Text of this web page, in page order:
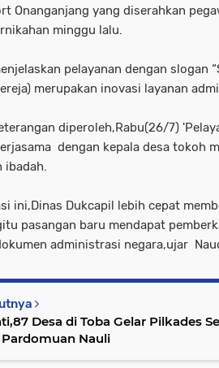
Onanganjang yang diserahkan
minggu lalu.
pelayanan dengan slogan
merupakan inovasi layanan
diperoleh,Rabu(26/7)
dengan kepala desa tokoh
ibadah.
ini,Dinas Dukcapil lebih cepat
pasangan baru mendapat
administrasi negara,ujar
Desa di Toba Gelar Pilkades
Nauli